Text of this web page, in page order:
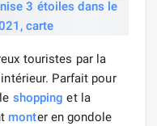
touristes par la
Parfait pour
shopping et la
monter en gondole